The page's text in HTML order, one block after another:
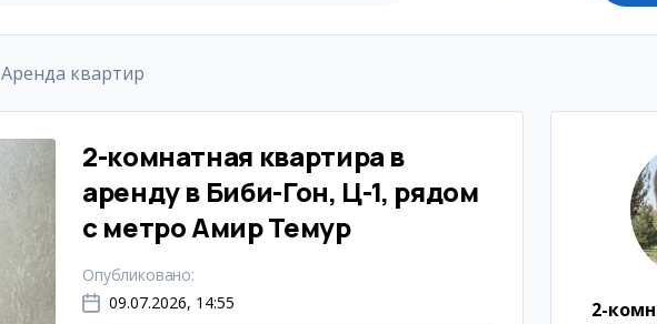
Аренда квартир
2-комнатная квартира в
аренду в Биби-Гон, Ц-1, рядом
с метро Амир Темур
Опубликовано:
09.07.2026, 14:55
2-